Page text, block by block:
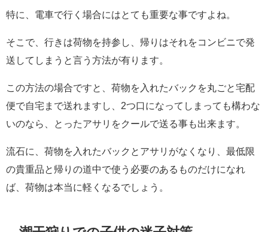
特に、電車で行く場合にはとても重要な事ですよね。
そこで、行きは荷物を持参し、帰りはそれをコンビニで発
送してしまうと言う方法が有ります。
この方法の場合ですと、荷物を入れたバックを丸ごと宅配
便で自宅まで送れますし、2つ口になってしまっても構わな
いのなら、とったアサリをクールで送る事も出来ます。
流石に、荷物を入れたバックとアサリがなくなり、最低限
の貴重品と帰りの道中で使う必要のあるものだけになれ
ば、荷物は本当に軽くなるでしょう。